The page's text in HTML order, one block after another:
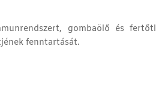
gombaölő és
fenntartását.